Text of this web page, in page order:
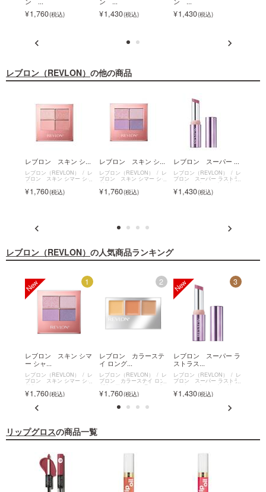
1,760 1,430 1,430
レブロン（REVLON） の他の商品
レブロン スキン シ...
レブロン（REVLON） レ
ブロン スキン シマー シャ
ドウ
1,760
レブロン スキン シ...
レブロン（REVLON） レ
ブロン スキン シマー シャ
ドウ
1,760
レブロン スーパー ...
レブロン（REVLON） レ
ブロン スーパー ラストラ
ス デューイ シャイン リッ
プスティック
1,430
レブロン（REVLON） の人気商品ランキング
1
レブロン スキン シマ
ー シャ...
レブロン（REVLON） レ
ブロン スキン シマー シャ
ドウ
1,760
2
レブロン カラーステ
イ ロング...
レブロン（REVLON） レ
ブロン カラーステイ ロン
グウェア コンシーラー パレ
ット1,760
3
レブロン スーパー ラ
ストラス...
レブロン（REVLON） レ
ブロン スーパー ラストラ
ス デューイ シャイン リッ
プスティック
1,430
リップグロスの商品一覧